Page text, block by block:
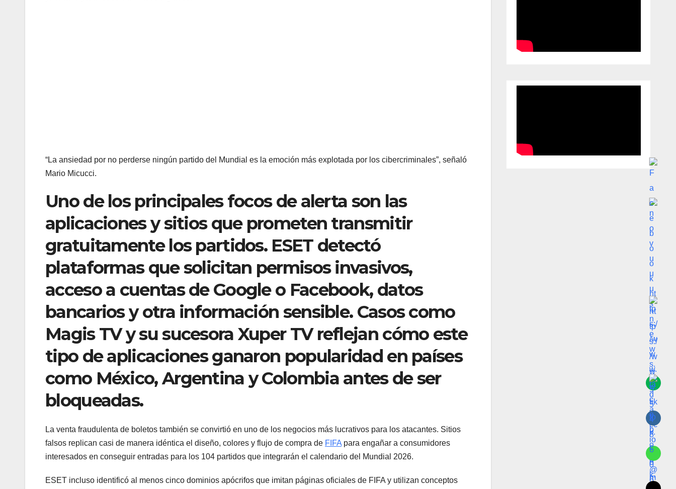
“La ansiedad por no perderse ningún partido del Mundial es la emoción más explotada por los cibercriminales”, señaló
Mario Micucci.
Uno de los principales focos de alerta son las
aplicaciones y sitios que prometen transmitir
gratuitamente los partidos. ESET detectó
plataformas que solicitan permisos invasivos,
acceso a cuentas de Google o Facebook, datos
bancarios y otra información sensible. Casos como
Magis TV y su sucesora Xuper TV reflejan cómo este
tipo de aplicaciones ganaron popularidad en países
como México, Argentina y Colombia antes de ser
bloqueadas.
La venta fraudulenta de boletos también se convirtió en uno de los negocios más lucrativos para los atacantes. Sitios
falsos replican casi de manera idéntica el diseño, colores y flujo de compra de FIFA para engañar a consumidores
interesados en conseguir entradas para los 104 partidos que integrarán el calendario del Mundial 2026.
ESET incluso identificó al menos cinco dominios apócrifos que imitan páginas oficiales de FIFA y utilizan conceptos